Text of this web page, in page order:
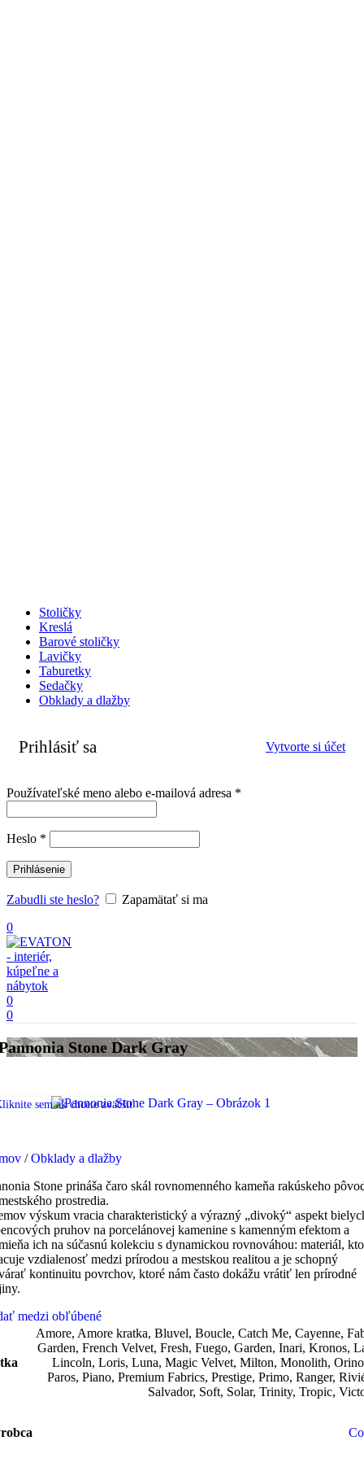
Stoličky
Kreslá
Barové stoličky
Lavičky
Taburetky
Sedačky
Obklady a dlažby
Prihlásiť sa Vytvorte si účet
Používateľské meno alebo e-mailová adresa *
Heslo *
Prihlásenie
Zabudli ste heslo?
Zapamätať si ma
0
0
0
Stone Dark Gray
sem ak chcete zväčšiť
/ Obklady a dlažby
Stone prináša čaro skál rovnomenného kameňa rakúskeho
prostredia.
výskum vracia charakteristický a výrazný „divoký“ aspekt
pruhov na porcelánovej kamenine s kamenným efektom a
ich na súčasnú kolekciu s dynamickou rovnováhou: materiál,
vzdialenosť medzi prírodou a mestskou realitou a je schopný
kontinuitu povrchov, ktoré nám často dokážu vrátiť len prírodné
medzi obľúbené
Amore, Amore kratka, Bluvel, Boucle, Catch Me, Cayenne,
Garden, French Velvet, Fresh, Fuego, Garden, Inari, Kronos,
Lincoln, Loris, Luna, Magic Velvet, Milton, Monolith,
Paros, Piano, Premium Fabrics, Prestige, Primo, Ranger,
Salvador, Soft, Solar, Trinity, Tropic,